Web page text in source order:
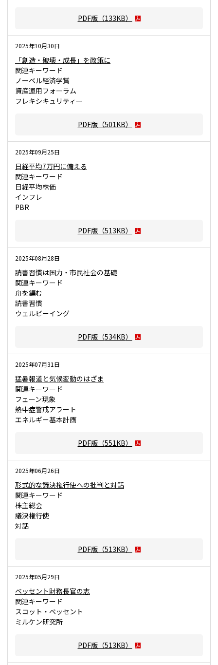
PDF版（133KB）
2025年10月30日
「創造・破壊・成長」を政策に
関連キーワード
ノーベル経済学賞
資産運用フォーラム
フレキシキュリティー
PDF版（501KB）
2025年09月25日
日経平均7万円に備える
関連キーワード
日経平均株価
インフレ
PBR
PDF版（513KB）
2025年08月28日
読書習慣は国力・市民社会の基礎
関連キーワード
舟を編む
読書習慣
ウェルビーイング
PDF版（534KB）
2025年07月31日
猛暑報道と気候変動のはざま
関連キーワード
フェーン現象
熱中症警戒アラート
エネルギー基本計画
PDF版（551KB）
2025年06月26日
形式的な議決権行使への批判と対話
関連キーワード
株主総会
議決権行使
対話
PDF版（513KB）
2025年05月29日
ベッセント財務長官の志
関連キーワード
スコット・ベッセント
ミルケン研究所
PDF版（513KB）